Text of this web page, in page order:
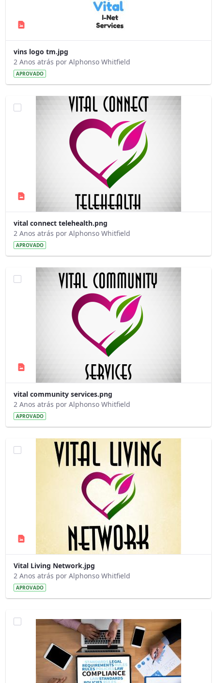
vins logo tm.jpg
2 Anos atrás por Alphonso Whitfield
APROVADO
vital connect telehealth.png
2 Anos atrás por Alphonso Whitfield
APROVADO
vital community services.png
2 Anos atrás por Alphonso Whitfield
APROVADO
Vital Living Network.jpg
2 Anos atrás por Alphonso Whitfield
APROVADO